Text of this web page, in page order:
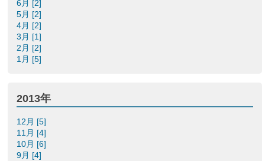
6月 [2]
5月 [2]
4月 [2]
3月 [1]
2月 [2]
1月 [5]
2013年
12月 [5]
11月 [4]
10月 [6]
9月 [4]